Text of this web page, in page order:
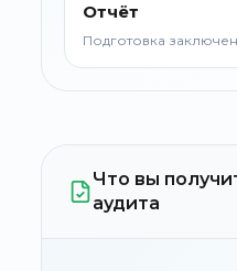
Отчёт
Подготовка
Что вы
аудита